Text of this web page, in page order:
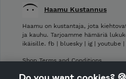
Haamu Kustannus
Haamu on kustantaja, jota
ja kauhu. Tarjoamme hämäriä
ikäisille. fb | bluesky | ig | youtube
Shop Terms and Conditions